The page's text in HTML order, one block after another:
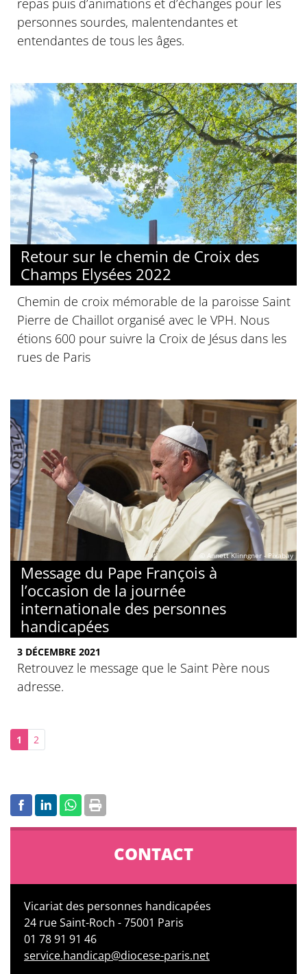
personnes sourdes, malentendantes et
entendantes de tous les âges.
Retour sur le chemin de Croix des
Champs Elysées 2022
Chemin de croix mémorable de la paroisse Saint
Pierre de Chaillot organisé avec le VPH. Nous
étions 600 pour suivre la Croix de Jésus dans les
rues de Paris
© Annett Klinngner - Pixabay
Message du Pape François à
l’occasion de la journée
internationale des personnes
handicapées
3 DÉCEMBRE 2021
Retrouvez le message que le Saint Père nous
adresse.
1 2
CONTACT
Vicariat des personnes handicapées
24 rue Saint-Roch - 75001 Paris
01 78 91 91 46
service.handicap@diocese-paris.net